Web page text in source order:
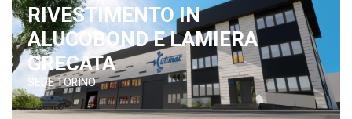
RIVESTIMENTO IN
ALUCOBOND E LAMIERA
GRECATA
SEDE TORINO